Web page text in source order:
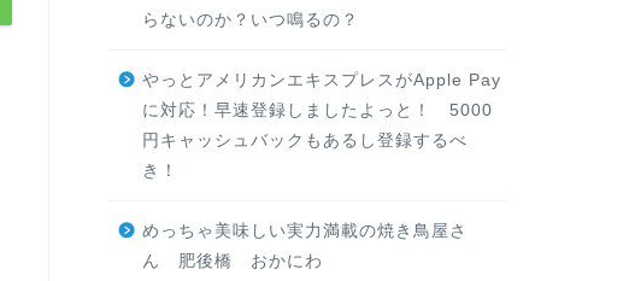
らないのか？いつ鳴るの？
やっとアメリカンエキスプレスがApple Pay
に対応！早速登録しましたよっと！ 5000
円キャッシュバックもあるし登録するべ
き！
めっちゃ美味しい実力満載の焼き鳥屋さ
ん 肥後橋 おかにわ